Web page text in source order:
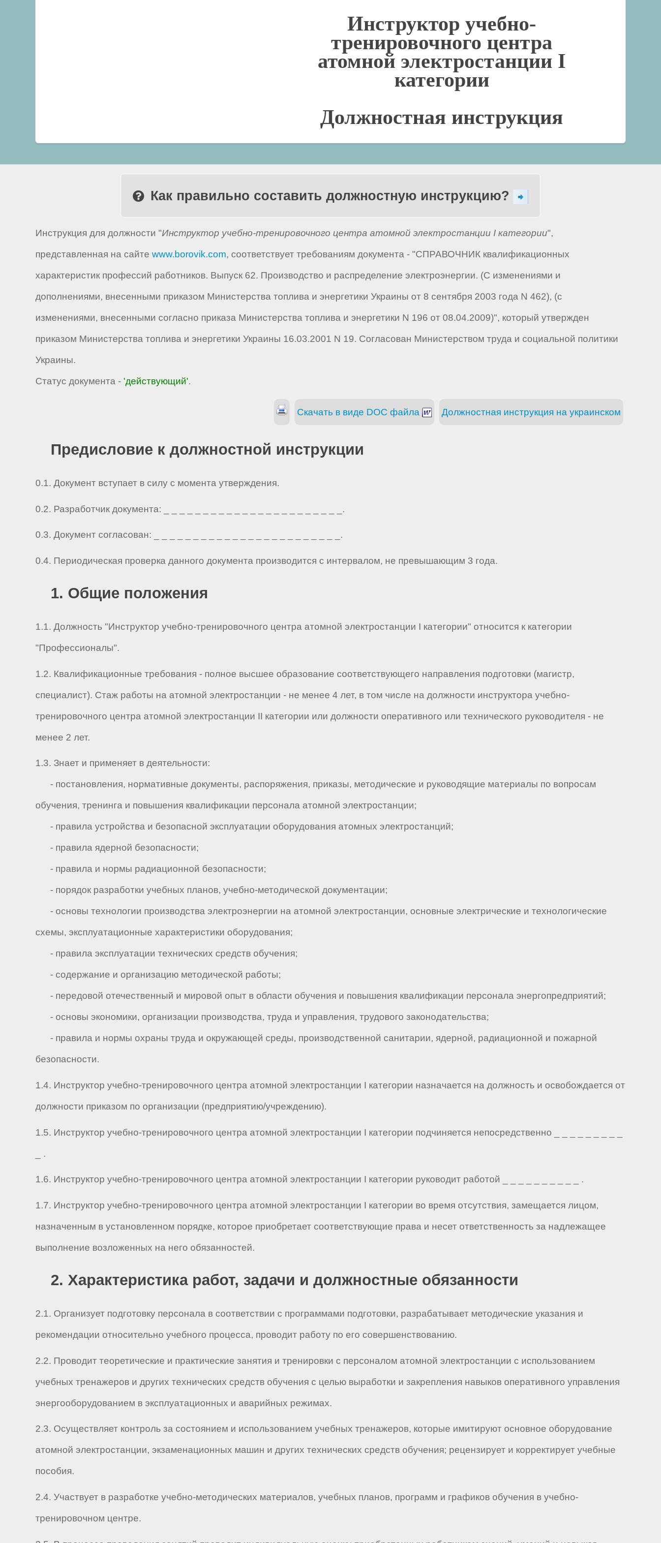
Инструктор учебно-
тренировочного центра
атомной электростанции I
категории
Должностная инструкция
Как правильно составить должностную инструкцию?
Инструкция для должности "Инструктор учебно-тренировочного центра атомной электростанции I категории",
представленная на сайте www.borovik.com, соответствует требованиям документа - "СПРАВОЧНИК квалификационных
характеристик профессий работников. Выпуск 62. Производство и распределение электроэнергии. (С изменениями и
дополнениями, внесенными приказом Министерства топлива и энергетики Украины от 8 сентября 2003 года N 462), (с
изменениями, внесенными согласно приказа Министерства топлива и энергетики N 196 от 08.04.2009)", который утвержден
приказом Министерства топлива и энергетики Украины 16.03.2001 N 19. Согласован Министерством труда и социальной политики
Украины.
Статус документа - 'действующий'.
Должностная инструкция на украинском
Скачать в виде DOC файла
Предисловие к должностной инструкции
0.1. Документ вступает в силу с момента утверждения.
0.2. Разработчик документа: _ _ _ _ _ _ _ _ _ _ _ _ _ _ _ _ _ _ _ _ _ _ _.
0.3. Документ согласован: _ _ _ _ _ _ _ _ _ _ _ _ _ _ _ _ _ _ _ _ _ _ _ _.
0.4. Периодическая проверка данного документа производится с интервалом, не превышающим 3 года.
1. Общие положения
1.1. Должность "Инструктор учебно-тренировочного центра атомной электростанции I категории" относится к категории
"Профессионалы".
1.2. Квалификационные требования - полное высшее образование соответствующего направления подготовки (магистр,
специалист). Стаж работы на атомной электростанции - не менее 4 лет, в том числе на должности инструктора учебно-
тренировочного центра атомной электростанции II категории или должности оперативного или технического руководителя - не
менее 2 лет.
1.3. Знает и применяет в деятельности:
- постановления, нормативные документы, распоряжения, приказы, методические и руководящие материалы по вопросам
обучения, тренинга и повышения квалификации персонала атомной электростанции;
- правила устройства и безопасной эксплуатации оборудования атомных электростанций;
- правила ядерной безопасности;
- правила и нормы радиационной безопасности;
- порядок разработки учебных планов, учебно-методической документации;
- основы технологии производства электроэнергии на атомной электростанции, основные электрические и технологические
схемы, эксплуатационные характеристики оборудования;
- правила эксплуатации технических средств обучения;
- содержание и организацию методической работы;
- передовой отечественный и мировой опыт в области обучения и повышения квалификации персонала энергопредприятий;
- основы экономики, организации производства, труда и управления, трудового законодательства;
- правила и нормы охраны труда и окружающей среды, производственной санитарии, ядерной, радиационной и пожарной
безопасности.
1.4. Инструктор учебно-тренировочного центра атомной электростанции I категории назначается на должность и освобождается от
должности приказом по организации (предприятию/учреждению).
1.5. Инструктор учебно-тренировочного центра атомной электростанции I категории подчиняется непосредственно _ _ _ _ _ _ _ _ _
_ .
1.6. Инструктор учебно-тренировочного центра атомной электростанции I категории руководит работой _ _ _ _ _ _ _ _ _ _ .
1.7. Инструктор учебно-тренировочного центра атомной электростанции I категории во время отсутствия, замещается лицом,
назначенным в установленном порядке, которое приобретает соответствующие права и несет ответственность за надлежащее
выполнение возложенных на него обязанностей.
2. Характеристика работ, задачи и должностные обязанности
2.1. Организует подготовку персонала в соответствии с программами подготовки, разрабатывает методические указания и
рекомендации относительно учебного процесса, проводит работу по его совершенствованию.
2.2. Проводит теоретические и практические занятия и тренировки с персоналом атомной электростанции с использованием
учебных тренажеров и других технических средств обучения с целью выработки и закрепления навыков оперативного управления
энергооборудованием в эксплуатационных и аварийных режимах.
2.3. Осуществляет контроль за состоянием и использованием учебных тренажеров, которые имитируют основное оборудование
атомной электростанции, экзаменационных машин и других технических средств обучения; рецензирует и корректирует учебные
пособия.
2.4. Участвует в разработке учебно-методических материалов, учебных планов, программ и графиков обучения в учебно-
тренировочном центре.